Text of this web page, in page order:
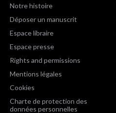
Notre histoire
Déposer un manuscrit
Espace libraire
Espace presse
Rights and permissions
Mentions légales
Cookies
Charte de protection des
données personnelles